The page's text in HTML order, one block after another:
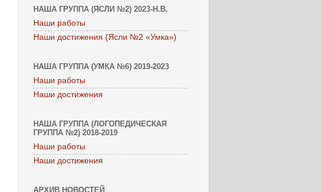
НАША ГРУППА (ЯСЛИ №2) 2023-Н.В.
Наши работы
Наши достижения (Ясли №2 «Умка»)
НАША ГРУППА (УМКА №6) 2019-2023
Наши работы
Наши достижения
НАША ГРУППА (ЛОГОПЕДИЧЕСКАЯ
ГРУППА №2) 2018-2019
Наши работы
Наши достижения
АРХИВ НОВОСТЕЙ